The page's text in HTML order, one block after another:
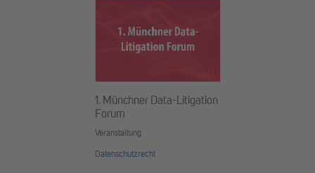
1. Münchner Data-Litigation
Forum
Veranstaltung
Datenschutzrecht